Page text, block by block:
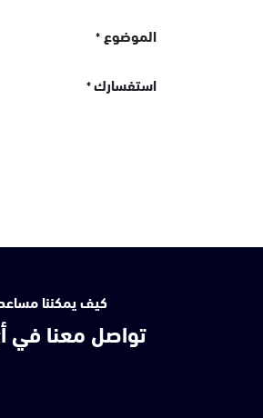
الموضوع*
استفسارك*
كيف يمكننا
تواصل معنا